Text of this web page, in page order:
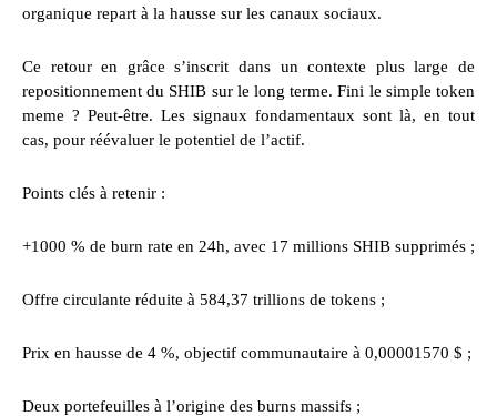
organique repart à la hausse sur les canaux sociaux.
Ce retour en grâce s’inscrit dans un contexte plus large de
repositionnement du SHIB sur le long terme. Fini le simple token
meme ? Peut-être. Les signaux fondamentaux sont là, en tout
cas, pour réévaluer le potentiel de l’actif.
Points clés à retenir :
+1000 % de burn rate en 24h, avec 17 millions SHIB supprimés ;
Offre circulante réduite à 584,37 trillions de tokens ;
Prix en hausse de 4 %, objectif communautaire à 0,00001570 $ ;
Deux portefeuilles à l’origine des burns massifs ;